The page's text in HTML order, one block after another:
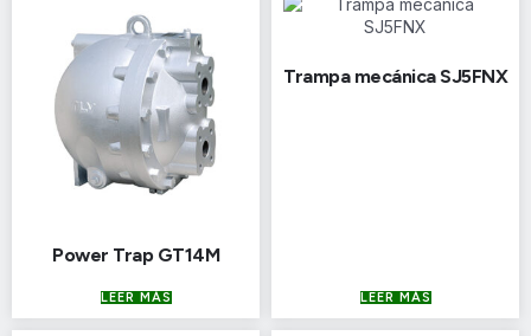
Power Trap GT14M
LEER MÁS
Trampa mecánica SJ5FNX
LEER MÁS